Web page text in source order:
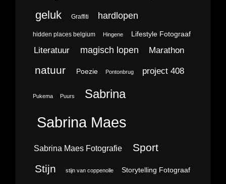
geluk Graffiti hardlopen
hidden places belgium Hingene Lifestyle Fotograaf
Literatuur magisch lopen Marathon
natuur Poezie Pontonbrug project 408
Pukema Puurs Sabrina
Sabrina Maes
Sabrina Maes Fotografie Sport
Stijn stijn van coppenolle Storytelling Fotograaf